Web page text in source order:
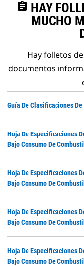
assignment HAY
MUCHO
Hay folletos
documentos
Guía De Clasificaciones
Hoja De Especificaciones
Bajo Consumo De
Hoja De Especificaciones
Bajo Consumo De
Hoja De Especificaciones
Bajo Consumo De
Hoja De Especificaciones
Bajo Consumo De